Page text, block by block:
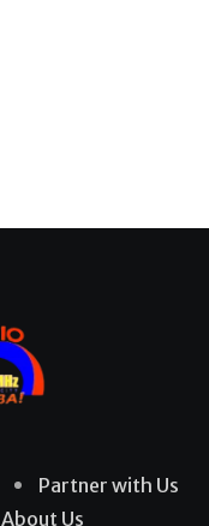
Partner with Us
About Us